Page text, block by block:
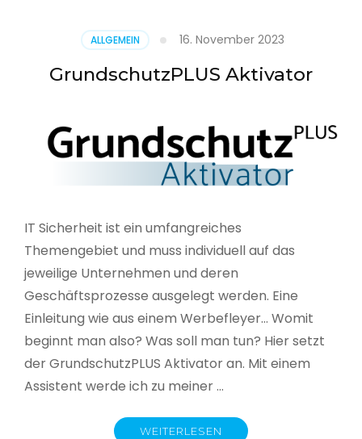
Schlacht
im
Netz
ALLGEMEIN 16. November 2023
GrundschutzPLUS Aktivator
IT Sicherheit ist ein umfangreiches
Themengebiet und muss individuell auf das
jeweilige Unternehmen und deren
Geschäftsprozesse ausgelegt werden. Eine
Einleitung wie aus einem Werbefleyer… Womit
beginnt man also? Was soll man tun? Hier setzt
der GrundschutzPLUS Aktivator an. Mit einem
Assistent werde ich zu meiner …
WEITERLESEN